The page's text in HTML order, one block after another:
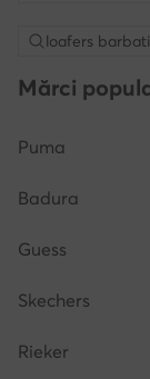
loafers barbati
Mărci
Puma
Badura
Guess
Skechers
Rieker